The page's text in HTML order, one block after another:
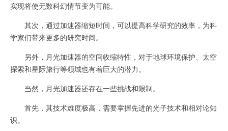
实现将使无数科幻情节变为可能。
其次，通过加速器缩短时间，可以提高科学研究的效率，为科
学家们带来更多的研究时间。
另外，月光加速器的空间收缩特性，对于地球环境保护、太空
探索和星际旅行等领域也有着巨大的潜力。
当然，月光加速器还存在一些挑战和限制。
首先，其技术难度极高，需要掌握先进的光子技术和相对论知
识。